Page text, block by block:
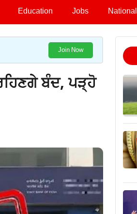
Education Jobs National
Join Now
ਬੰਦ, ਪੜ੍ਹੋ